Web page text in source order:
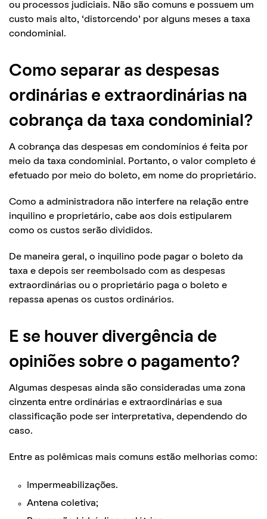
ou processos judiciais. Não são comuns e possuem um
custo mais alto, ‘distorcendo’ por alguns meses a taxa
condominial.
Como separar as despesas
ordinárias e extraordinárias na
cobrança da taxa condominial?
A cobrança das despesas em condomínios é feita por
meio da taxa condominial. Portanto, o valor completo é
efetuado por meio do boleto, em nome do proprietário.
Como a administradora não interfere na relação entre
inquilino e proprietário, cabe aos dois estipularem
como os custos serão divididos.
De maneira geral, o inquilino pode pagar o boleto da
taxa e depois ser reembolsado com as despesas
extraordinárias ou o proprietário paga o boleto e
repassa apenas os custos ordinários.
E se houver divergência de
opiniões sobre o pagamento?
Algumas despesas ainda são consideradas uma zona
cinzenta entre ordinárias e extraordinárias e sua
classificação pode ser interpretativa, dependendo do
caso.
Entre as polêmicas mais comuns estão melhorias como:
Impermeabilizações.
Antena coletiva;